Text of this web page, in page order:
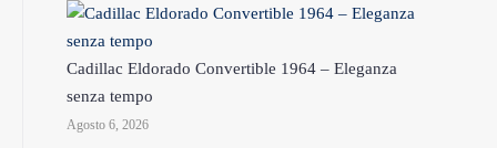
Cadillac Eldorado Convertible 1964 – Eleganza
senza tempo
Agosto 6, 2026